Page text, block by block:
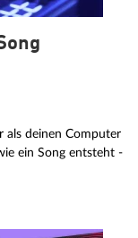
als deinen Computer
ein Song entsteht -